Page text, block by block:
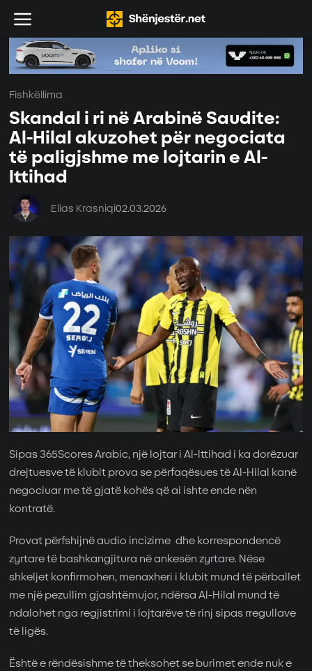
Fishkëllima
Skandal i ri në Arabinë Saudite:
Al-Hilal akuzohet për negociata
të paligjshme me lojtarin e Al-
Ittihad
Elias Krasniqi02.03.2026
Sipas 365Scores Arabic, një lojtar iAl-Ittihad i ka dorëzuar
drejtuesve të klubit prova se përfaqësues tëAl-Hilal kanë
negociuar me të gjatë kohës që ai ishte ende nën
kontratë.
Provat përfshijnë audio incizime dhe korrespondencë
zyrtare të bashkangjitura në ankesën zyrtare. Nëse
shkeljet konfirmohen, menaxheri i klubit mund të përballet
me një pezullim gjashtëmujor, ndërsa Al-Hilal mund të
ndalohet nga regjistrimi i lojtarëve të rinj sipas rregullave
të ligës.
Është e rëndësishme të theksohet se burimet ende nuk e